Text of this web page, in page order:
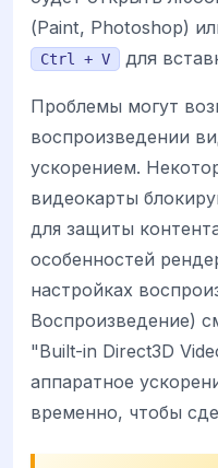
(Paint, Photoshop)
Ctrl + V для
Проблемы могут
воспроизведении
ускорением.
видеокарты
для защиты
особенностей
настройках
Воспроизведение)
"Built-in Direct3D
аппаратное
временно, чтобы